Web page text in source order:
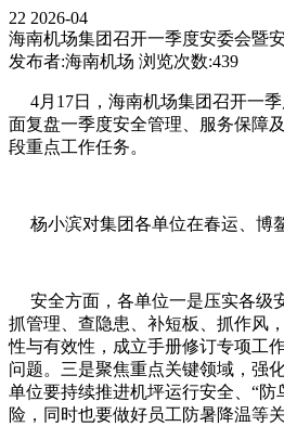
22 2026-04
海南机场集团召开一季度安委会暨
发布者:海南机场 浏览次数:439
4月17日，海南机场集团召开一季
面复盘一季度安全管理、服务保障
段重点工作任务。
杨小滨对集团各单位在春运、博
安全方面，各单位一是压实各级
抓管理、查隐患、补短板、抓作风
性与有效性，成立手册修订专项工
问题。三是聚焦重点关键领域，强
单位要持续推进机坪运行安全、“
险，同时也要做好员工防暑降温等